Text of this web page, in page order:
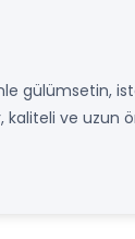
gülümsetin,
ve uzun